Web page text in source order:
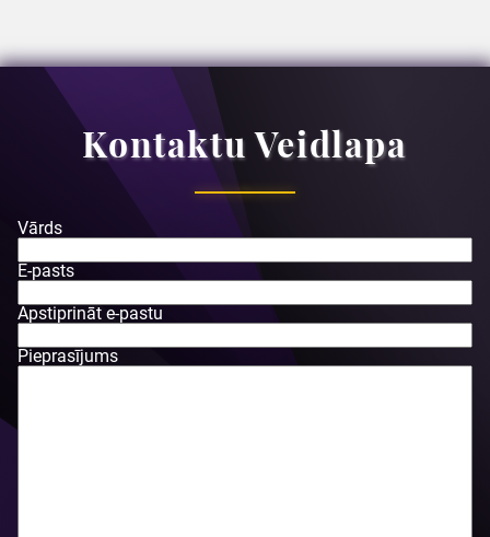
Kontaktu Veidlapa
Vārds
E-pasts
Apstiprināt e-pastu
Pieprasījums